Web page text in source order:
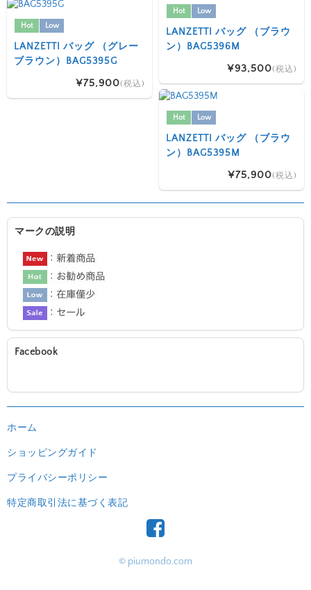
Hot Low
LANZETTI バッグ （ブラウ
ン）BAG5396M
¥93,500(税込)
Hot Low
LANZETTI バッグ （グレー
ブラウン）BAG5395G
¥75,900(税込)
Hot Low
LANZETTI バッグ （ブラウ
ン）BAG5395M
¥75,900(税込)
マークの説明
Facebook
ホーム
ショッピングガイド
プライバシーポリシー
特定商取引法に基づく表記
© piumondo.com